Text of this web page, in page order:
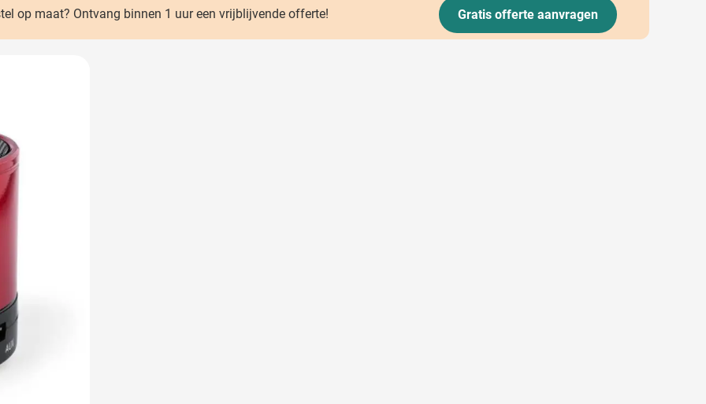
categorie
categorie
& Veiligheid categorie
& Vrije tijd categorie
& Kids categorie
op maat? Ontvang binnen 1 uur een vrijblijvende offerte! Gratis offerte aanvragen